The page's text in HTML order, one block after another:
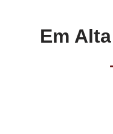
Em Alta